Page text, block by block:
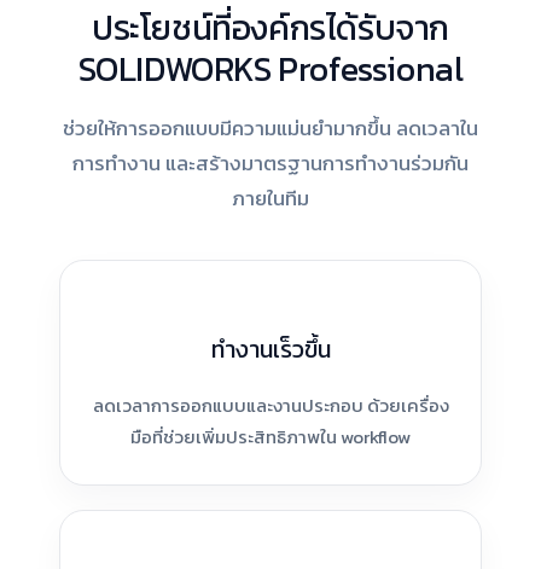
ประโยชน์ที่องค์กรได้รับจาก
SOLIDWORKS Professional
ช่วยให้การออกแบบมีความแม่นยำมากขึ้น ลดเวลาใน
การทำงาน และสร้างมาตรฐานการทำงานร่วมกัน
ภายในทีม
ทำงานเร็วขึ้น
ลดเวลาการออกแบบและงานประกอบ ด้วยเครื่อง
มือที่ช่วยเพิ่มประสิทธิภาพใน workflow